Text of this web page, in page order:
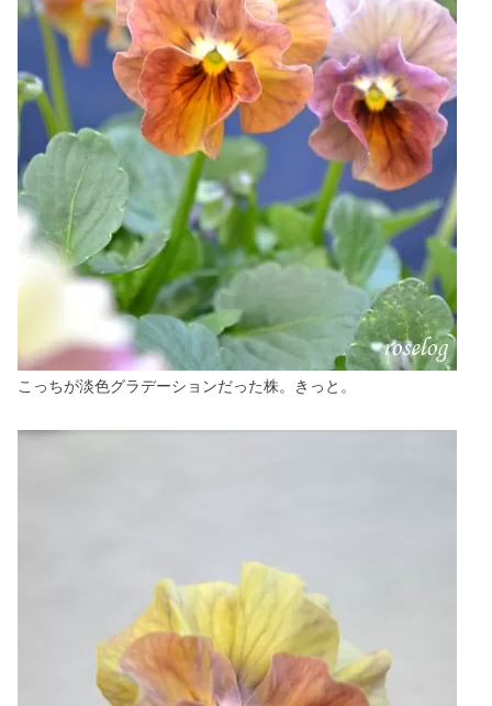
こっちが淡色グラデーションだった株。きっと。